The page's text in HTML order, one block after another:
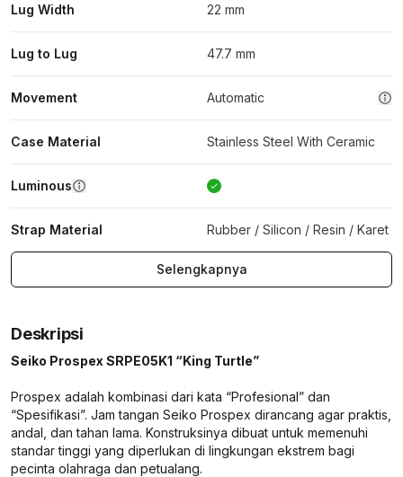
Lug Width 22 mm
Lug to Lug 47.7 mm
Movement Automatic
Case Material Stainless Steel With Ceramic
Luminous
Strap Material Rubber / Silicon / Resin / Karet
Selengkapnya
Deskripsi
Seiko Prospex SRPE05K1 “King Turtle”
Prospex adalah kombinasi dari kata “Profesional” dan
“Spesifikasi”. Jam tangan Seiko Prospex dirancang agar praktis,
andal, dan tahan lama. Konstruksinya dibuat untuk memenuhi
standar tinggi yang diperlukan di lingkungan ekstrem bagi
pecinta olahraga dan petualang.